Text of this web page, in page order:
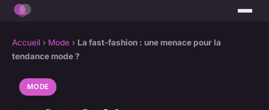
Accueil › Mode › La fast-fashion : une menace pour la
tendance mode ?
MODE